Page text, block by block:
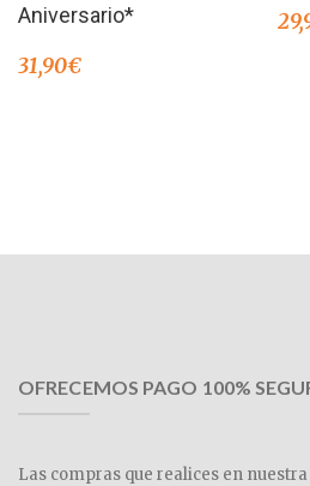
Aniversario*
31,90€
OFRECEMOS PAGO 100%
Las compras que realices en